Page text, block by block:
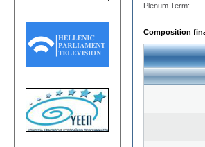
Plenum Term:
Composition